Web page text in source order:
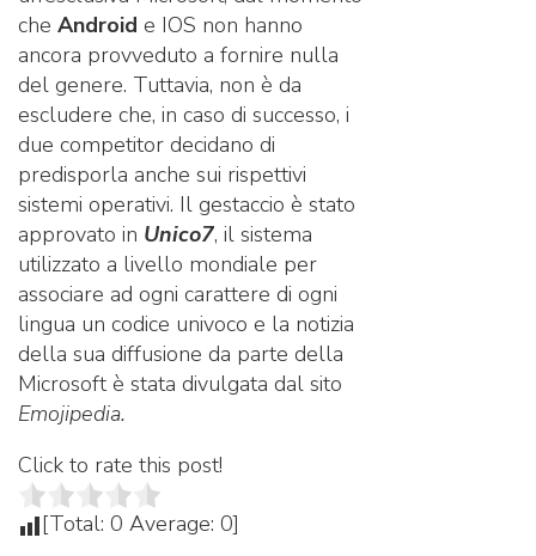
che Android e IOS non hanno
ancora provveduto a fornire nulla
del genere. Tuttavia, non è da
escludere che, in caso di successo, i
due competitor decidano di
predisporla anche sui rispettivi
sistemi operativi. Il gestaccio è stato
approvato in Unico7, il sistema
utilizzato a livello mondiale per
associare ad ogni carattere di ogni
lingua un codice univoco e la notizia
della sua diffusione da parte della
Microsoft è stata divulgata dal sito
Emojipedia.
Click to rate this post!
[Total: 0 Average: 0]